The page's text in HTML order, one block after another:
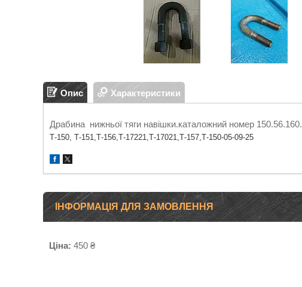
Опис Характеристики
Драбина нижньої тяги навішки.каталожний номер 150.56.160.
Т-150, Т-151,Т-156,Т-17221,Т-17021,Т-157,Т-150-05-09-25
ІНФОРМАЦІЯ ДЛЯ ЗАМОВЛЕННЯ
Ціна: 450 ₴